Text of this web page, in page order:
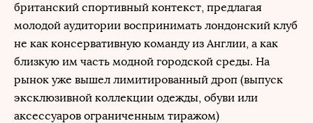
британский спортивный контекст, предлагая
молодой аудитории воспринимать лондонский клуб
не как консервативную команду из Англии, а как
близкую им часть модной городской среды. На
рынок уже вышел лимитированный дроп (выпуск
эксклюзивной коллекции одежды, обуви или
аксессуаров ограниченным тиражом)